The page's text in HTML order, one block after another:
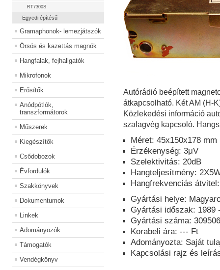
RT7300S
Egyedi építésű
Gramaphonok- lemezjátszók
Órsós és kazettás magnók
Hangfalak, fejhallgatók
Mikrofonok
Erősítők
Anódpótlók,
transzformátorok
Műszerek
Kiegészítők
Csődobozok
Évfordulók
Szakkönyvek
Dokumentumok
Linkek
Adományozók
Támogatók
Vendégkönyv
Autórádió beépített
átkapcsolható. Két AM (H-
Közlekedési információ
szalagvég kapcsoló.
Méret: 45x150x178 mm
Érzékenység: 3μV
Szelektivitás: 20dB
Hangteljesítmény:
Hangfrekvenciás
Gyártási helye:
Gyártási időszak: 1989
Gyártási száma:
Korabeli ára: --- Ft
Adományozta: Saját
Kapcsolási rajz és